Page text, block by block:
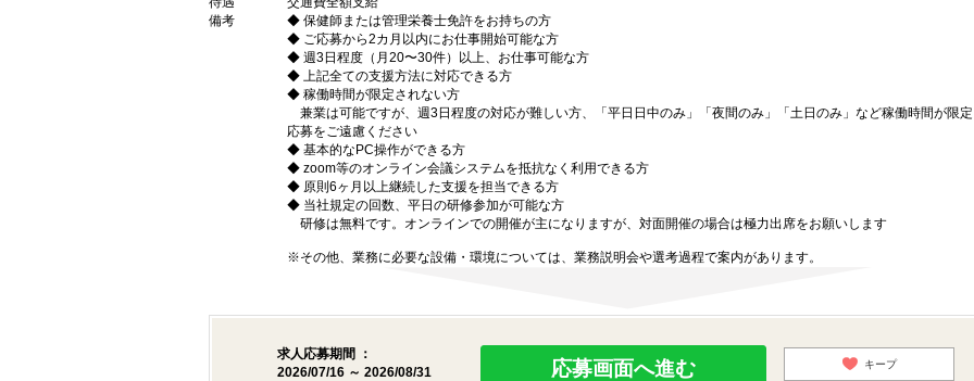
備考
◆ 保健師または管理栄養士免許をお持ちの方
◆ ご応募から2カ月以内にお仕事開始可能な方
◆ 週3日程度（月20〜30件）以上、お仕事可能な方
◆ 上記全ての支援方法に対応できる方
◆ 稼働時間が限定されない方
兼業は可能ですが、週3日程度の対応が難しい方、「平日日中のみ」「夜間のみ」「土日のみ」など稼働時間が限
応募をご遠慮ください
◆ 基本的なPC操作ができる方
◆ zoom等のオンライン会議システムを抵抗なく利用できる方
◆ 原則6ヶ月以上継続した支援を担当できる方
◆ 当社規定の回数、平日の研修参加が可能な方
研修は無料です。オンラインでの開催が主になりますが、対面開催の場合は極力出席をお願いします
※その他、業務に必要な設備・環境については、業務説明会や選考過程で案内があります。
求人応募期間 ：
2026/07/16 ～ 2026/08/31
応募画面へ進む キープ